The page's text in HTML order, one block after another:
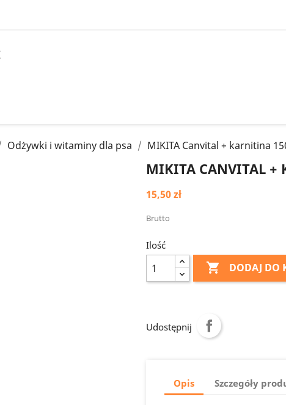
Odżywki i witaminy dla psa MIKITA Canvital + karnitina
MIKITA CANVITAL +
15,50 zł
Brutto
Ilość
 DODAJ DO
Udostępnij
Opis Szczegóły